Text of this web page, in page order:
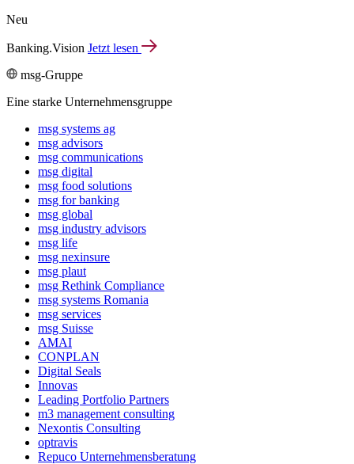
Neu
Banking.Vision Jetzt lesen
msg-Gruppe
Eine starke Unternehmensgruppe
msg systems ag
msg advisors
msg commu­ni­ca­tions
msg digital
msg food solutions
msg for banking
msg global
msg industry advisors
msg life
msg nexinsure
msg plaut
msg Rethink Compli­ance
msg systems Romania
msg services
msg Suisse
AMAI
CONPLAN
Digital Seals
Innovas
Leading Port­folio Partners
m3 manage­ment consul­ting
Nexontis Consulting
optravis
Repuco Unternehmensberatung